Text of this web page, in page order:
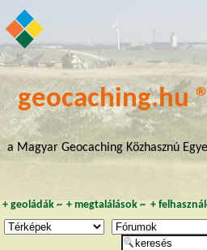
geocaching.hu
a Magyar Geocaching Közhasznú
+ geoládák~ +megtalálások ~ +